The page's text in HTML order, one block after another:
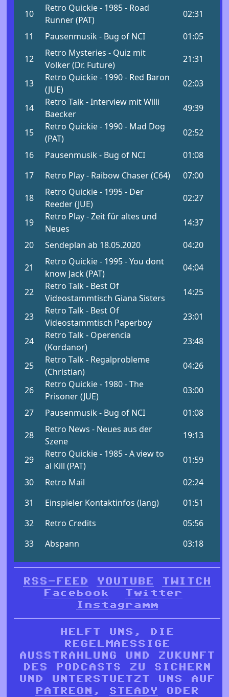
RSS-FEED YOUTUBE
TWITCH
Facebook
Twitter
Instagramm
HELFT UNS, DIE
REGELMAESSIGE
AUSSTRAHLUNG UND ZUKUNFT
DES PODCASTS ZU SICHERN
UND UNTERSTUETZT UNS AUF
PATREON
, STEADY
ODER